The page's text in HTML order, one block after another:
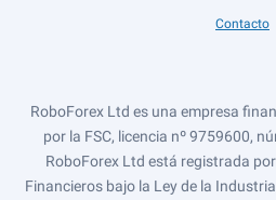
Contacto
RoboForex Ltd es una empresa
por la FSC, licencia nº 9759600,
RoboForex Ltd está registrada
Financieros bajo la Ley de la